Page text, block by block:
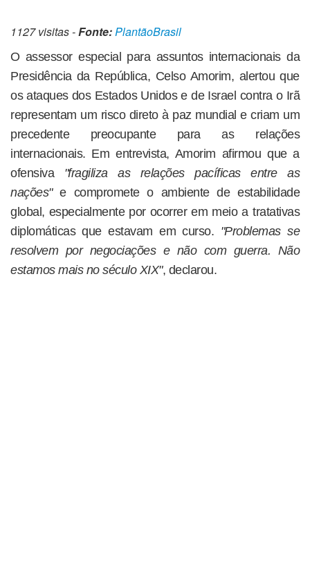
1127 visitas -Fonte:PlantãoBrasil
O assessor especial para assuntos internacionais da
Presidência da República, Celso Amorim, alertou que
os ataques dos Estados Unidos e de Israel contra o Irã
representam um risco direto à paz mundial e criam um
precedente preocupante para as relações
internacionais. Em entrevista, Amorim afirmou que a
ofensiva "fragiliza as relações pacíficas entre as
nações"e compromete o ambiente de estabilidade
global, especialmente por ocorrer em meio a tratativas
diplomáticas que estavam em curso. "Problemas se
resolvem por negociações e não com guerra. Não
estamos mais no século XIX", declarou.